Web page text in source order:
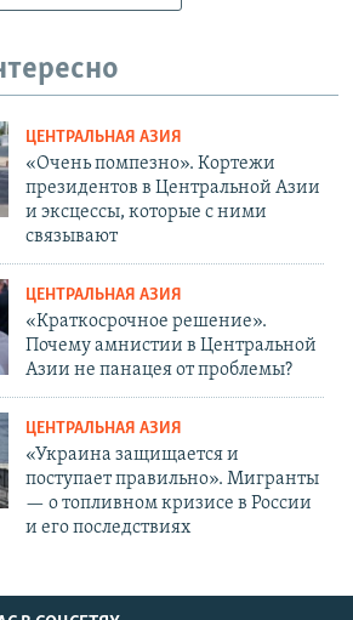
ЦЕНТРАЛЬНАЯ АЗИЯ
«Очень помпезно». Кортежи
президентов в Центральной Азии
и эксцессы, которые с ними
связывают
ЦЕНТРАЛЬНАЯ АЗИЯ
«Краткосрочное решение».
Почему амнистии в Центральной
Азии не панацея от проблемы?
ЦЕНТРАЛЬНАЯ АЗИЯ
«Украина защищается и
поступает правильно». Мигранты
— о топливном кризисе в России
и его последствиях